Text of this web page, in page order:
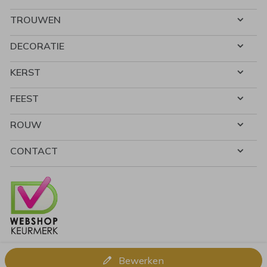
Bewerken
TROUWEN
DECORATIE
KERST
FEEST
ROUW
CONTACT